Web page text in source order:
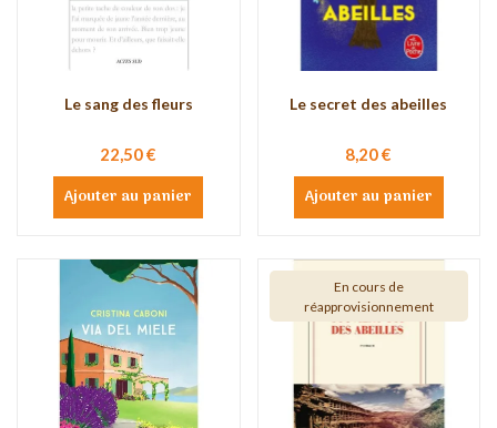
Le sang des fleurs
22,50 €
Ajouter au panier
Le secret des abeilles
8,20 €
Ajouter au panier
En cours de
réapprovisionnement